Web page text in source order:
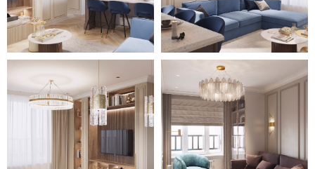
На бежевом невероятно просто,
но со вкусом смотрится тёмная
корпусная мебель: кухонный
гарнитур на кухне, лаконичный
шкаф – в гостевой.
Относительно небольшая